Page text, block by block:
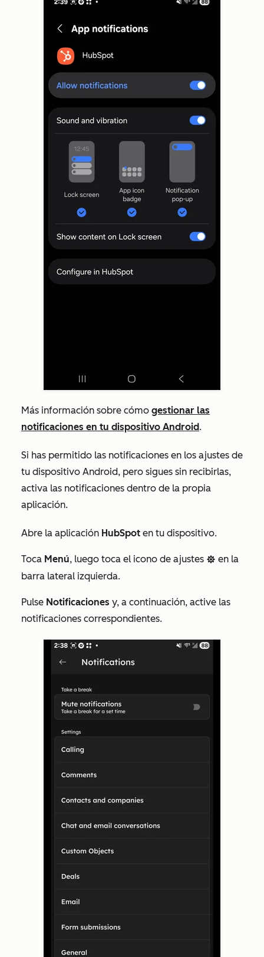
Más información sobre cómo gestionar las
notificaciones en tu dispositivo Android.
Si has permitido las notificaciones en los ajustes de
tu dispositivo Android, pero sigues sin recibirlas,
activa las notificaciones dentro de la propia
aplicación.
Abre la aplicación HubSpot en tu dispositivo.
Toca Menú, luego toca el icono de ajustes settings en la
barra lateral izquierda.
Pulse Notificaciones y, a continuación, active las
notificaciones correspondientes.